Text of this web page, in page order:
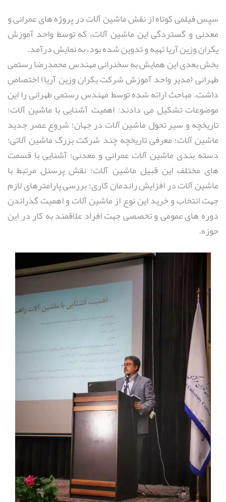
سپس فیلمی کوتاه از نقش ماشین آلات در پروژه های عمرانی و
معدنی و گستردگی این ماشین آلات، که توسط واحد آموزش
یکران وزین آریا تهیه و تدوین شده بود، به نمایش درآمد.
بخش بعدی این همایش به سخنرانی مهندس محمدرضا رستمی
طهرانی (مدیر واحد آموزش شرکت یکران وزین آریا) اختصاص
داشت. مباحث ارائه شده توسط مهندس رستمی طهرانی را این
موضوعات تشکیل می دادند: اهمیت آَشنایی با ماشین آلات؛
تاریخچه و سیر تحول ماشین آلات در جهان؛ شروع عصر جدید
ماشین آلات؛ معرفی تاریخچه چند شرکت بزرگ ماشین آلاتی؛
دسته بندی ماشین آلات عمرانی و معدنی؛ آشنایی با قسمت
های مختلف این قبیل ماشین آلات؛ نقش پرسنل مرتبط با
ماشین آلات در افزایش راندمان کاری؛ بررسی پارامترهای لازم
جهت انتخاب و خرید این نوع از ماشین آلات و اهمیت گذراندن
دوره های عمومی و تخصصی جهت افراد علاقمند به کار در این
حوزه.